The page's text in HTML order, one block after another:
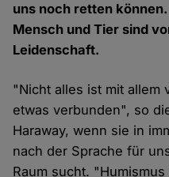
uns noch retten
Mensch und Tier sind
Leidenschaft.
"Nicht alles ist mit allem
etwas verbunden", so
Haraway, wenn sie in
nach der Sprache für
Raum sucht.